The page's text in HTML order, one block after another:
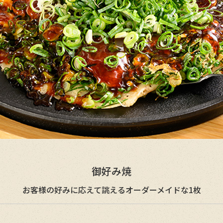
御好み焼
お客様の好みに応えて誂えるオーダーメイドな1枚